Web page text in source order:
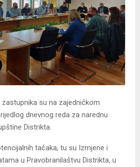
su na zajedničkom
dnevnog reda za narednu
Distrikta.
tačaka, tu su Izmjene i
u Pravobranilaštvu Distrikta, u